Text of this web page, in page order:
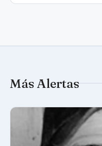
Más Alertas